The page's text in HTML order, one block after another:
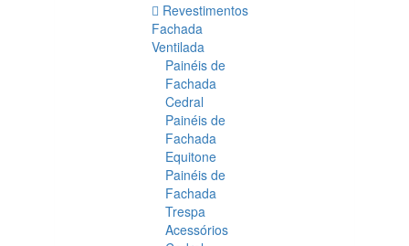
Revestimentos
Fachada
Ventilada
Painéis de
Fachada
Cedral
Painéis de
Fachada
Equitone
Painéis de
Fachada
Trespa
Acessórios